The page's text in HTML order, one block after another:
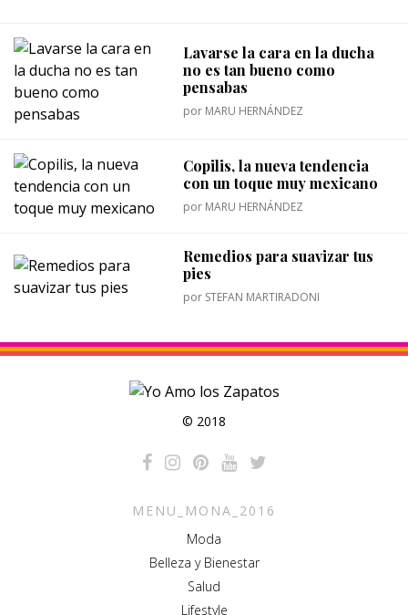
Lavarse la cara en la ducha
no es tan bueno como
pensabas
por MARU HERNÁNDEZ
Copilis, la nueva tendencia
con un toque muy mexicano
por MARU HERNÁNDEZ
Remedios para suavizar tus
pies
por STEFAN MARTIRADONI
© 2018
MENU_MONA_2016
Moda
Belleza y Bienestar
Salud
Lifestyle